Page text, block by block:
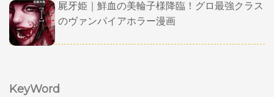
屍牙姫｜鮮血の美輪子様降臨！グロ最強クラス
のヴァンパイアホラー漫画
KeyWord